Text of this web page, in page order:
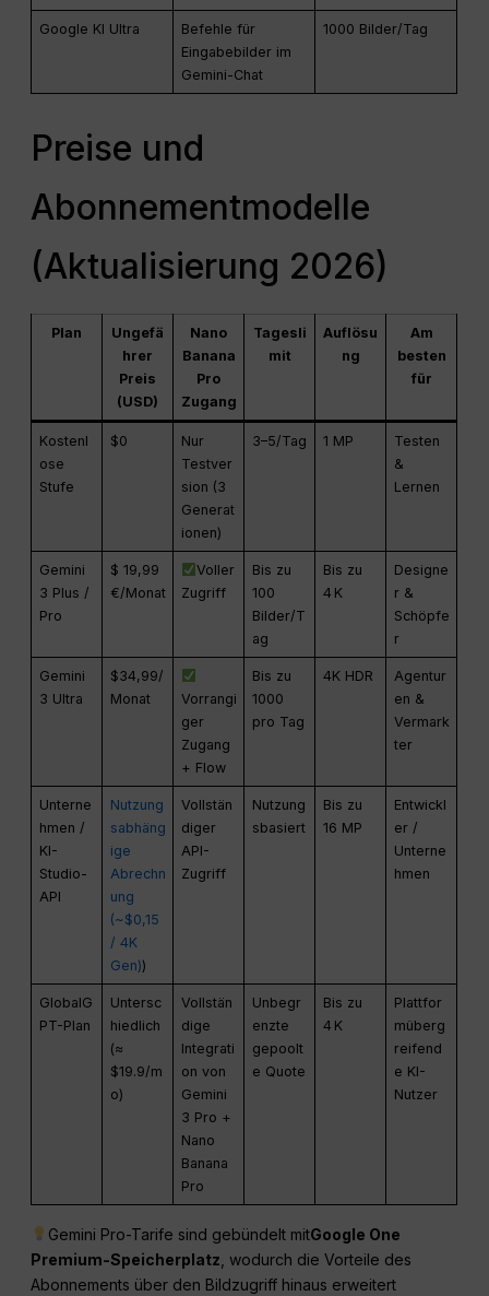
Google KI Ultra
Befehle für
Eingabebilder im
Gemini-Chat
1000 Bilder/Tag
Preise und
Abonnementmodelle
(Aktualisierung 2026)
Plan
Ungefä
hrer
Preis
(USD)
Nano
Banana
Pro
Zugang
Tagesli
mit
Auflösu
ng
Am
besten
für
Kostenl
ose
Stufe
$0
Nur
Testver
sion (3
Generat
ionen)
3–5/Tag 1 MP
Testen
&
Lernen
Gemini
3 Plus /
Pro
$ 19,99
€/Monat
Voller
Zugriff
Bis zu
100
Bilder/T
ag
Bis zu
4 K
Designe
r &
Schöpfe
r
Gemini
3 Ultra
$34,99/
Monat
Vorrangi
ger
Zugang
+ Flow
Bis zu
1000
pro Tag
4K HDR
Agentur
en &
Vermark
ter
Unterne
hmen /
KI-
Studio-
API
Nutzung
sabhäng
ige
Abrechn
ung
(~$0,15
/ 4K
Gen))
Vollstän
diger
API-
Zugriff
Nutzung
sbasiert
Bis zu
16 MP
Entwickl
er /
Unterne
hmen
GlobalG
PT-Plan
Untersc
hiedlich
(≈
$19.9/m
o)
Vollstän
dige
Integrati
on von
Gemini
3 Pro +
Nano
Banana
Pro
Unbegr
enzte
gepoolt
e Quote
Bis zu
4 K
Plattfor
müberg
reifend
e KI-
Nutzer
Gemini Pro-Tarife sind gebündelt mitGoogle One
Premium-Speicherplatz , wodurch die Vorteile des
Abonnements über den Bildzugriff hinaus erweitert